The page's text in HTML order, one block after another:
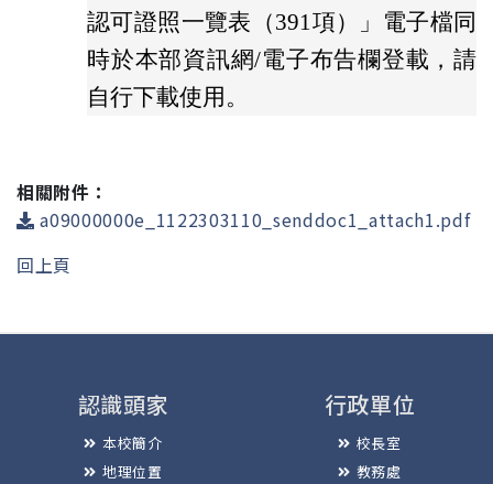
認可證照一覽表（391項）」電子檔同
時於本部資訊網/電子布告欄登載，請
自行下載使用。
相關附件：
a09000000e_1122303110_senddoc1_attach1.pdf
回上頁
認識頭家
本校簡介
地理位置
行政單位
校長室
教務處